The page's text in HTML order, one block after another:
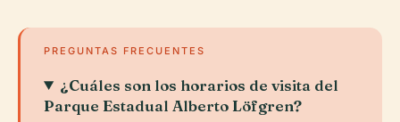
PREGUNTAS FRECUENTES
¿Cuáles son los horarios de visita del
Parque Estadual Alberto Löfgren?